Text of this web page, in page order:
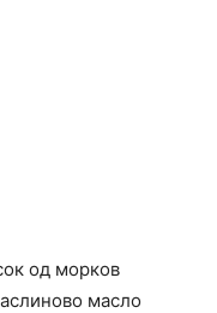
од морков
масло